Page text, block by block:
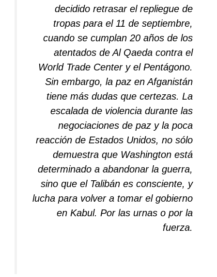
decidido retrasar el repliegue de
tropas para el 11 de septiembre,
cuando se cumplan 20 años de los
atentados de Al Qaeda contra el
World Trade Center y el Pentágono.
Sin embargo, la paz en Afganistán
tiene más dudas que certezas. La
escalada de violencia durante las
negociaciones de paz y la poca
reacción de Estados Unidos, no sólo
demuestra que Washington está
determinado a abandonar la guerra,
sino que el Talibán es consciente, y
lucha para volver a tomar el gobierno
en Kabul. Por las urnas o por la
fuerza.